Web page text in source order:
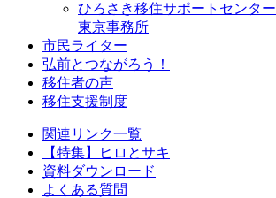
ひろさき移住サポートセンター
東京事務所
市民ライター
弘前とつながろう！
移住者の声
移住支援制度
関連リンク一覧
【特集】ヒロとサキ
資料ダウンロード
よくある質問